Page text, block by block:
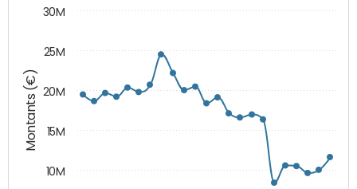
Montants (€)
10M
15M
20M
25M
30M